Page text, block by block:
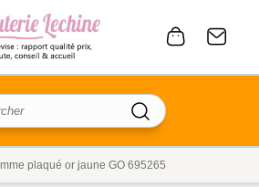
plaqué or jaune GO 695265